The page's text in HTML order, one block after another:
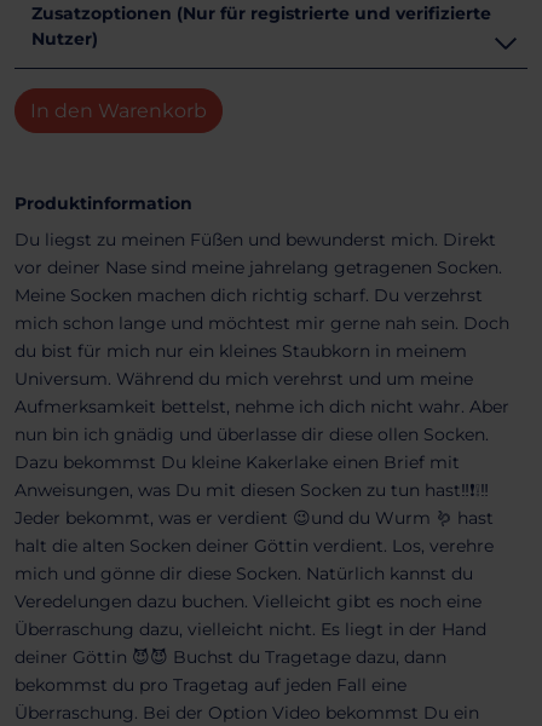
Zusatzoptionen (Nur für registrierte und verifizierte
Nutzer)
In den Warenkorb
Produktinformation
Du liegst zu meinen Füßen und bewunderst mich. Direkt
vor deiner Nase sind meine jahrelang getragenen Socken.
Meine Socken machen dich richtig scharf. Du verzehrst
mich schon lange und möchtest mir gerne nah sein. Doch
du bist für mich nur ein kleines Staubkorn in meinem
Universum. Während du mich verehrst und um meine
Aufmerksamkeit bettelst, nehme ich dich nicht wahr. Aber
nun bin ich gnädig und überlasse dir diese ollen Socken.
Dazu bekommst Du kleine Kakerlake einen Brief mit
Anweisungen, was Du mit diesen Socken zu tun hast‼️❗❕‼️
Jeder bekommt, was er verdient 😉und du Wurm 🪱 hast
halt die alten Socken deiner Göttin verdient. Los, verehre
mich und gönne dir diese Socken. Natürlich kannst du
Veredelungen dazu buchen. Vielleicht gibt es noch eine
Überraschung dazu, vielleicht nicht. Es liegt in der Hand
deiner Göttin 😈😈 Buchst du Tragetage dazu, dann
bekommst du pro Tragetag auf jeden Fall eine
Überraschung. Bei der Option Video bekommst Du ein